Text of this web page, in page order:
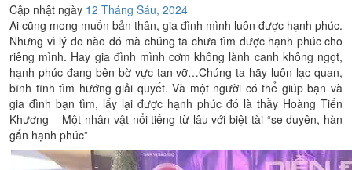
Cập nhật ngày 12 Tháng Sáu, 2024
Ai cũng mong muốn bản thân, gia đình mình luôn được hạnh phúc.
Nhưng vì lý do nào đó mà chúng ta chưa tìm được hạnh phúc cho
riêng mình. Hay gia đình mình cơm không lành canh không ngọt,
hạnh phúc đang bên bờ vực tan vỡ…Chúng ta hãy luôn lạc quan,
bĩnh tĩnh tìm hướng giải quyết. Và một người có thể giúp bạn và
gia đình bạn tìm, lấy lại được hạnh phúc đó là thầy Hoàng Tiến
Khương – Một nhân vật nổi tiếng từ lâu với biệt tài “se duyên, hàn
gắn hạnh phúc”